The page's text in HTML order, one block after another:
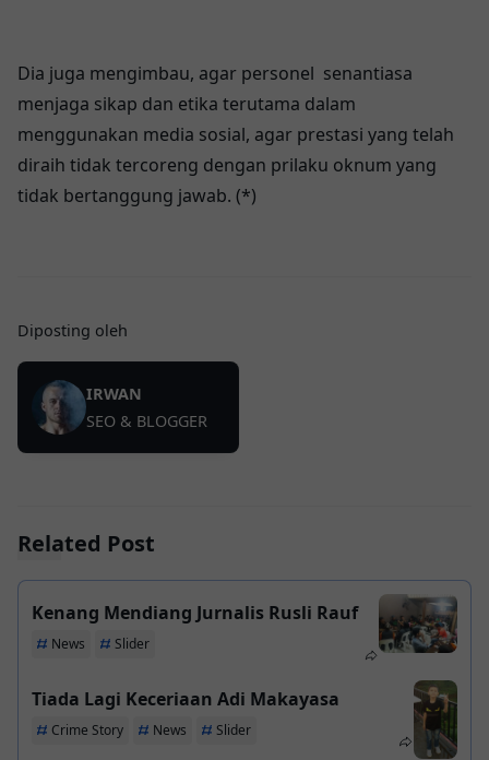
Dia juga mengimbau, agar personel senantiasa
menjaga sikap dan etika terutama dalam
menggunakan media sosial, agar prestasi yang telah
diraih tidak tercoreng dengan prilaku oknum yang
tidak bertanggung jawab. (*)
Diposting oleh
IRWAN
SEO & BLOGGER
Related Post
Kenang Mendiang Jurnalis Rusli Rauf
News Slider
Tiada Lagi Keceriaan Adi Makayasa
Crime Story News Slider